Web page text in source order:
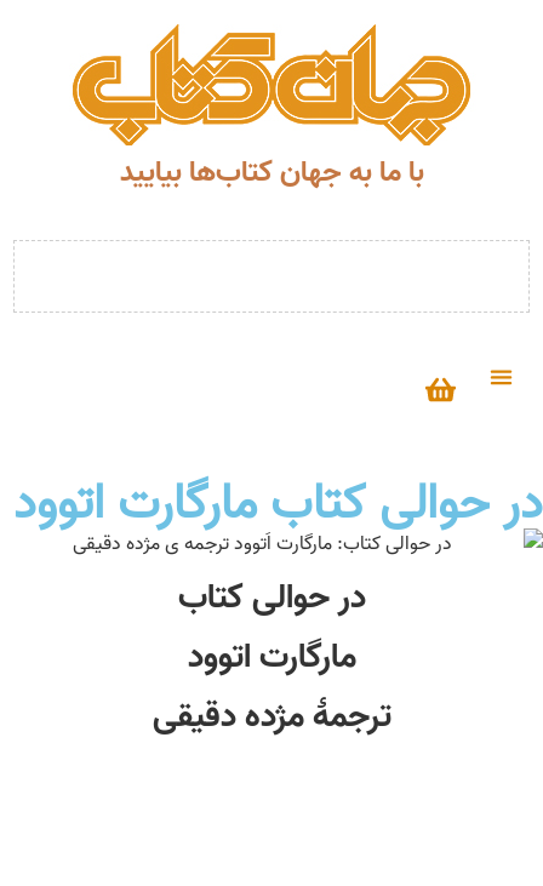
با ما به جهان کتاب‌ها بیایید
در حوالی کتاب مارگارت اتوود
در حوالی کتاب
مارگارت اتوود
ترجمۀ مژده دقیقی